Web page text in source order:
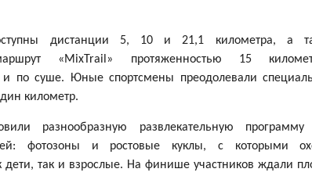
дистанции 5, 10 и 21,1 километра, а
«MixTrail» протяженностью 15
по суше. Юные спортсмены преодолевали
километр.
разнообразную развлекательную
фотозоны и ростовые куклы, с которыми
дети, так и взрослые. На финише участников ждали